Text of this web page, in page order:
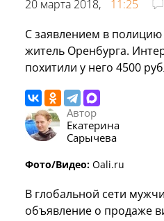
20 марта 2018,
11:25
С заявлением в
житель Оренбурга.
похитили у него 4500
Автор
Екатерина
Сарычева
Фото/Видео: Oali.ru
В глобальной сети
объявление о продаже